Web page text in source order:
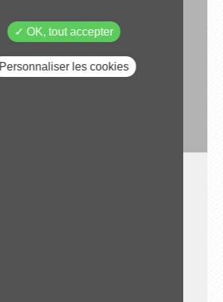
OK, tout accepter
Personnaliser les cookies